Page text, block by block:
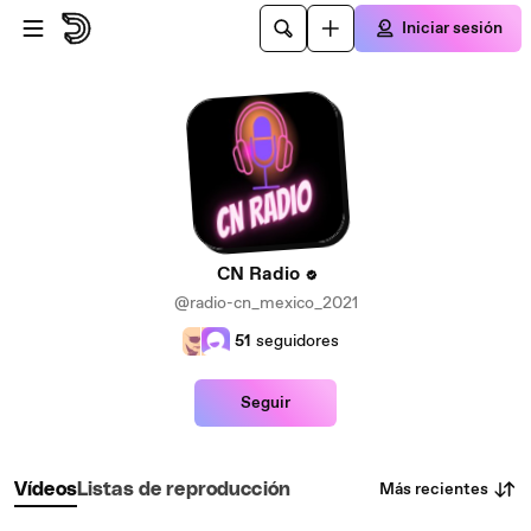
Saltar al contenido principal
Iniciar sesión
CN Radio
@radio-cn_mexico_2021
51 seguidores
Seguir
VídeosListas de reproducción Más recientes